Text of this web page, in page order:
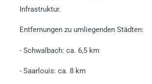
Infrastruktur.
Entfernungen zu umliegenden Städten:
- Schwalbach: ca. 6,5 km
- Saarlouis: ca. 8 km